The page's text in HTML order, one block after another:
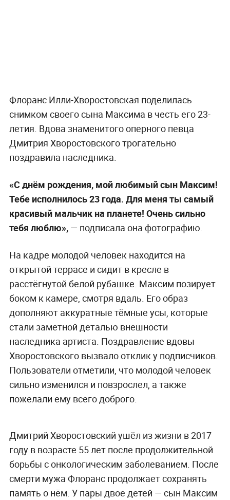
Флоранс Илли-Хворостовская поделилась
снимком своего сына Максима в честь его 23-
летия. Вдова знаменитого оперного певца
Дмитрия Хворостовского трогательно
поздравила наследника.
«С днём рождения, мой любимый сын Максим!
Тебе исполнилось 23 года. Для меня ты самый
красивый мальчик на планете! Очень сильно
тебя люблю», — подписала она фотографию.
На кадре молодой человек находится на
открытой террасе и сидит в кресле в
расстёгнутой белой рубашке. Максим позирует
боком к камере, смотря вдаль. Его образ
дополняют аккуратные тёмные усы, которые
стали заметной деталью внешности
наследника артиста. Поздравление вдовы
Хворостовского вызвало отклик у подписчиков.
Пользователи отметили, что молодой человек
сильно изменился и повзрослел, а также
пожелали ему всего доброго.
Дмитрий Хворостовский ушёл из жизни в 2017
году в возрасте 55 лет после продолжительной
борьбы с онкологическим заболеванием. После
смерти мужа Флоранс продолжает сохранять
память о нём. У пары двое детей — сын Максим